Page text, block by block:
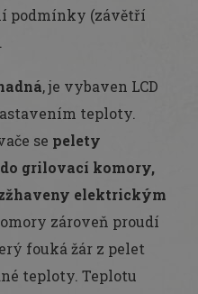
podmínky (závětří
, je vybaven LCD
teploty.
se pelety
grilovací komory,
elektrickým
zároveň proudí
fouká žár z pelet
teploty. Teplotu